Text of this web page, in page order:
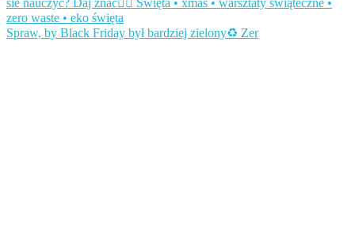
Spraw, by Black Friday był bardziej zielony♻️ Zer